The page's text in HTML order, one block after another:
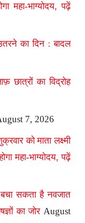
महा-भाग्योदय, पढ़ें
का दिन : बादल
का विद्रोह
7, 2026
को माता लक्ष्मी
महा-भाग्योदय, पढ़ें
सकता है नवजात
का जोर August